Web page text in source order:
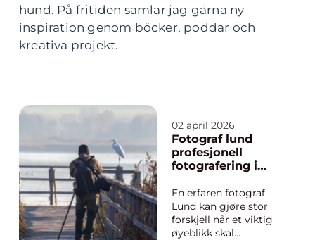
hund. På fritiden samlar jag gärna ny
inspiration genom böcker, poddar och
kreativa projekt.
02 april 2026
Fotograf lund
profesjonell
fotografering i
En erfaren fotograf
Lund kan gjøre stor
forskjell når et viktig
øyeblikk skal